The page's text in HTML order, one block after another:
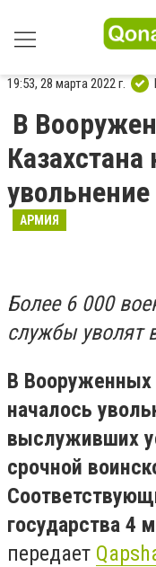
19:53, 28 марта 2022 г.
В
Казахстана
АРМИЯ
Более 6 000
службы уволят
В Вооруженных
началось
выслуживших
срочной
государства 4
передает